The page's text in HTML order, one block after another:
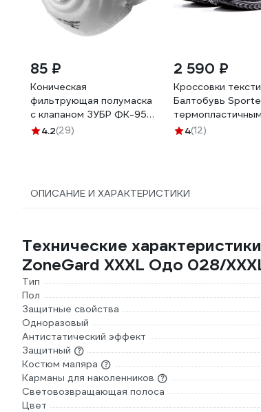
85 ₽
Коническая
фильтрующая полумаска
с клапаном ЗУБР ФК-95
FFP2 11163-2_z01
4.2(29)
2 590 ₽
Кроссовки
Балтобувь
термопластичным
подноском, 43
4(12)
ОПИСАНИЕ И ХАРАКТЕРИСТИКИ
Технические
ZoneGard ХХXL Одо 028/
Тип
Пол
Защитные свойства
Одноразовый
Антистатический эффект
Защитный
Костюм маляра
Карманы для наколенников
Световозвращающая полоса
Цвет